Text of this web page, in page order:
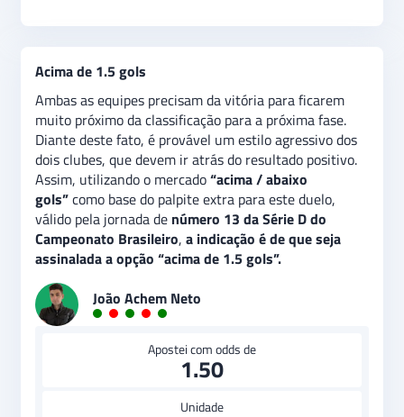
Acima de 1.5 gols
Ambas as equipes precisam da vitória para ficarem
muito próximo da classificação para a próxima fase.
Diante deste fato, é provável um estilo agressivo dos
dois clubes, que devem ir atrás do resultado positivo.
Assim, utilizando o mercado“acima / abaixo
gols”como base do palpite extra para este duelo,
válido pela jornada de número 13 da Série D do
Campeonato Brasileiro, a indicação é de que seja
assinalada a opção “acima de 1.5 gols”.
João Achem Neto
Apostei com odds de
1.50
Unidade